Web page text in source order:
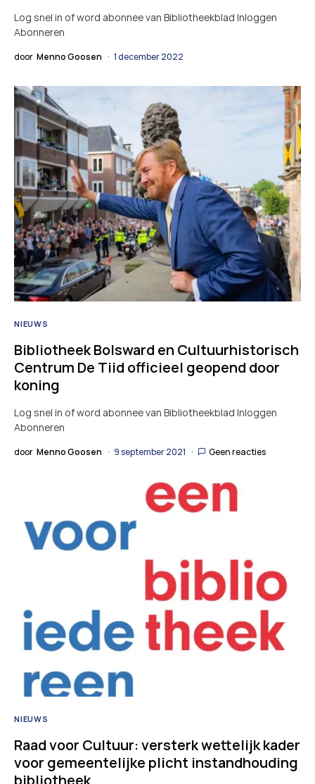
Log snel in of word abonnee van Bibliotheekblad Inloggen
Abonneren
door Menno Goosen 1 december 2022
NIEUWS
Bibliotheek Bolsward en Cultuurhistorisch
Centrum De Tiid officieel geopend door
koning
Log snel in of word abonnee van Bibliotheekblad Inloggen
Abonneren
door Menno Goosen 9 september 2021 Geen reacties
NIEUWS
Raad voor Cultuur: versterk wettelijk kader
voor gemeentelijke plicht instandhouding
bibliotheek